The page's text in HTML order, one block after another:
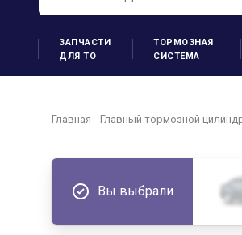
ЗАПЧАСТИ
ДЛЯ ТО
ТОРМОЗНАЯ
СИСТЕМА
Главная Главный тормозной
Вы выбрали